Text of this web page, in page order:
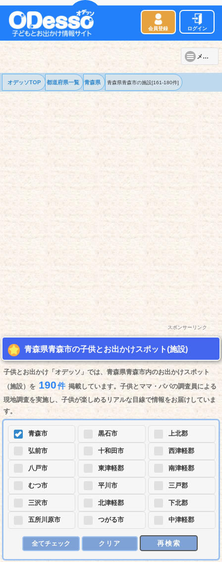
会員登録 ログイン
メニュー
オデッソTOP 都道府県一覧 青森県 青森県青森市の施設[161-180件]
スポンサーリンク
青森県青森市の子供とお出かけスポット(施設)
子供とお出かけ「オデッソ」では、青森県青森市内のお出かけスポット
（施設）を 190件 掲載しています。子供とママ・パパの調査員による
現地調査を実施し、子供が楽しめるリアルな目線で情報をお届けしていま
す。
青森市
弘前市
八戸市
むつ市
三沢市
五所川原市
黒石市
十和田市
東津軽郡
平川市
北津軽郡
つがる市
上北郡
西津軽郡
南津軽郡
三戸郡
下北郡
中津軽郡
全てチェック クリア 再検索